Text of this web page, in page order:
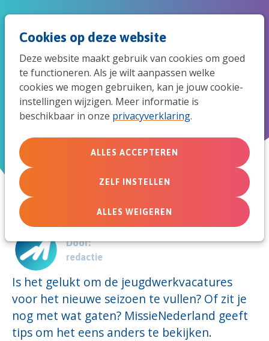
Cookies op deze website
Deze website maakt gebruik van cookies om goed
te functioneren. Als je wilt aanpassen welke
cookies we mogen gebruiken, kan je jouw cookie-
instellingen wijzigen. Meer informatie is
beschikbaar in onze privacyverklaring.
ALLES ACCEPTEREN
ZELF INSTELLEN
ALLES WEIGEREN
naar
de
5 tips om je tekort aan
jeugdleiders aan te vullen
Door:
redactie
Is het gelukt om de jeugdwerkvacatures
voor het nieuwe seizoen te vullen? Of zit je
nog met wat gaten? MissieNederland geeft
tips om het eens anders te bekijken.